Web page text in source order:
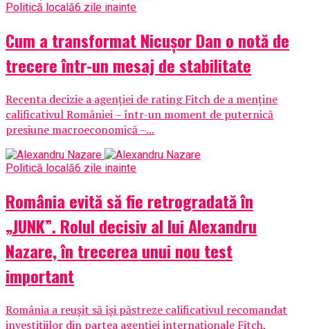
Politică locală6 zile inainte
Cum a transformat Nicușor Dan o notă de
trecere într-un mesaj de stabilitate
Recenta decizie a agenției de rating Fitch de a menține
calificativul României – într-un moment de puternică
presiune macroeconomică –...
Politică locală6 zile inainte
România evită să fie retrogradată în
„JUNK”. Rolul decisiv al lui Alexandru
Nazare, în trecerea unui nou test
important
România a reușit să își păstreze calificativul recomandat
investițiilor din partea agenției internaționale Fitch,